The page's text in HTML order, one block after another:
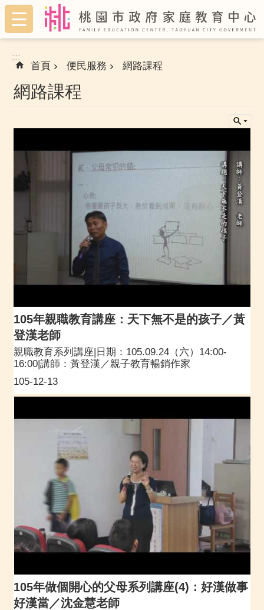
跳到主要內容區塊
:::
:::
首頁 便民服務 網路課程
網路課程
105年親職教育講座：天下無不是的孩子／黃
登漢老師
105-12-13
親職教育系列講座|日期：105.09.24（六）14:00-
16:00|講師：黃登漢／親子教育暢銷作家
105年做個開心的父母系列講座(4)：好漢做事
好漢當／沈金慧老師